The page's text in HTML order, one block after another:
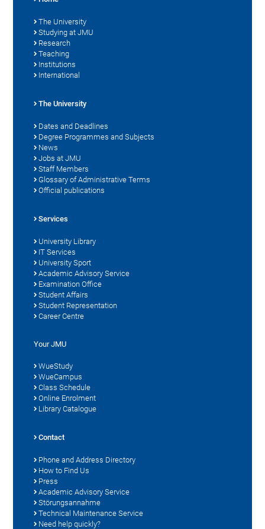
The University
Studying at JMU
Research
Teaching
Institutions
International
The University
Dates and Deadlines
Degree Programmes and Subjects
News
Jobs at JMU
Staff Members
Glossary of Administrative Terms
Official publications
Services
University Library
IT Services
University Sport
Academic Advisory Service
Examination Office
Student Affairs
Student Representation
Career Centre
Your JMU
WueStudy
WueCampus
Class Schedule
Online Enrolment
Library Catalogue
Contact
Phone and Address Directory
How to Find Us
Press
Academic Advisory Service
Störungsannahme
Technical Maintenance Service
Need help quickly?